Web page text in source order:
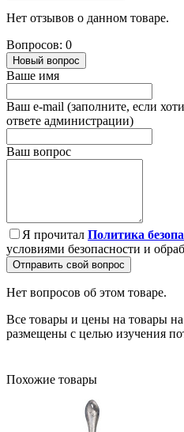
Нет отзывов о данном товаре.
Вопросов: 0
Новый вопрос
Ваше имя
Ваш e-mail (заполните, если
ответе администрации)
Ваш вопрос
Я прочитал Политика
условиями безопасности и
Отправить свой вопрос
Нет вопросов об этом товаре.
Все товары и цены на товары
размещены с целью изучения
Похожие товары